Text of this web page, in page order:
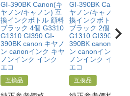
GI-390BK Canon(キ
ヤノン/キャノン) 互
換インクボトル 顔料
ブラック 4個 G3310
G1310 GI390 GI-
390BK canon キヤノ
ン canonインク キヤ
ノンインク インク
エコ
互換品
GI-390BK Canon(
ヤノン/キャノン) 互
換インクボトル 顔
ブラック 2個
G1310 GI390 GI-
390BK canon キヤ
ン canonインク キ
ノンインク インク
エコ
互換品